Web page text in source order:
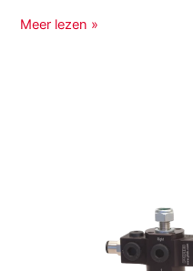
Meer lezen »